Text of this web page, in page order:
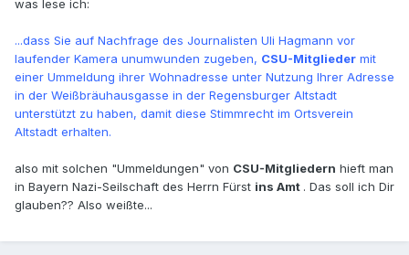
was lese ich:
...dass Sie auf Nachfrage des Journalisten Uli Hagmann vor
laufender Kamera unumwunden zugeben, CSU-Mitglieder mit
einer Ummeldung ihrer Wohnadresse unter Nutzung Ihrer Adresse
in der Weißbräuhausgasse in der Regensburger Altstadt
unterstützt zu haben, damit diese Stimmrecht im Ortsverein
Altstadt erhalten.
also mit solchen "Ummeldungen" von CSU-Mitgliedern hieft man
in Bayern Nazi-Seilschaft des Herrn Fürst ins Amt . Das soll ich Dir
glauben?? Also weißte...